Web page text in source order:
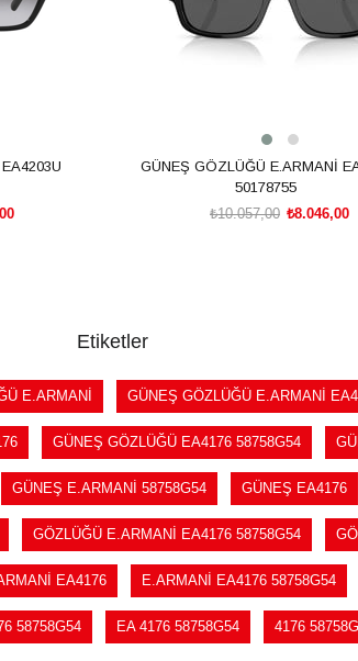
GÜNEŞ GÖZLÜĞÜ E.ARMANİ
50178755
₺8.046,00
₺10.057,00
Etiketler
E.ARMANİ GÜNEŞ GÖZLÜĞÜ E.ARMANİ
GÜNEŞ GÖZLÜĞÜ EA4176 58758G54
GÜNEŞ E.ARMANİ 58758G54 GÜNEŞ EA4176
GÖZLÜĞÜ E.ARMANİ EA4176 58758G54
EA4176 E.ARMANİ EA4176 58758G54
58758G54 EA 4176 58758G54 4176